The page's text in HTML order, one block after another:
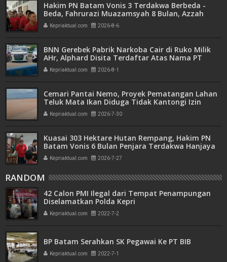
Hakim PN Batam Vonis 3 Terdakwa Berbeda -
Beda, Fahrurazi Muazamsyah 8 Bulan, Azzah
Azzurah dan Risma Divonis 2 Tahun 6 Bulan
Kepriaktual.com 2026-8-6
BNN Gerebek Pabrik Narkoba Cair di Ruko Milik
AHr, Alphard Disita Terdaftar Atas Nama PT
Mitra Usaha Properti
Kepriaktual.com 2026-8-1
Cemari Pantai Nemo, Proyek Pematangan Lahan
Teluk Mata Ikan Diduga Tidak Kantongi Izin
Amdal
Kepriaktual.com 2026-7-30
Kuasai 303 Hektare Hutan Rempang, Hakim PN
Batam Vonis 6 Bulan Penjara Terdakwa Hanjaya
Kepriaktual.com 2026-7-27
RANDOM
42 Calon PMI Ilegal dari Tempat Penampungan
Diselamatkan Polda Kepri
Kepriaktual.com 2022-7-2
BP Batam Serahkan SK Pegawai Ke PT BIB
Kepriaktual.com 2022-7-1